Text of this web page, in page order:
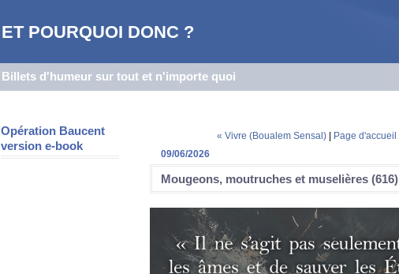
ET POURQUOI DONC ?
Billets d'humeur sur tout et n'importe quoi
Opération Baucent
version e-book
« Vivre (Boualem Sensal) Page d'accueil
09/06/2026
Mougeons, moutruches et muselières (616)